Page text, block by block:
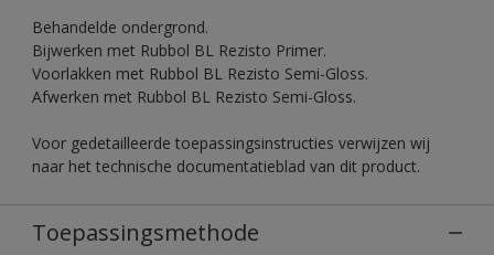
Behandelde ondergrond.
Bijwerken met Rubbol BL Rezisto Primer.
Voorlakken met Rubbol BL Rezisto Semi-Gloss.
Afwerken met Rubbol BL Rezisto Semi-Gloss.
Voor gedetailleerde toepassingsinstructies verwijzen wij
naar het technische documentatieblad van dit product.
Toepassingsmethode